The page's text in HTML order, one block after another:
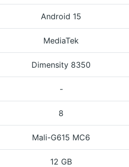
Android 15
MediaTek
Dimensity 8350
-
8
Mali-G615 MC6
12 GB